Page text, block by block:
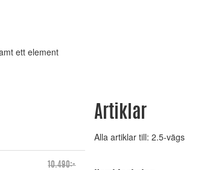
ett element
10.490:-
Artiklar
Alla artiklar till: 2.5-vägs